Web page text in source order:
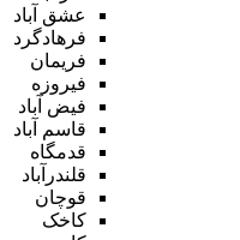
عشق آباد
فرهادگرد
فریمان
فیروزه
فیض آباد
قاسم آباد
قدمگاه
قلندرآباد
قوچان
کاخک